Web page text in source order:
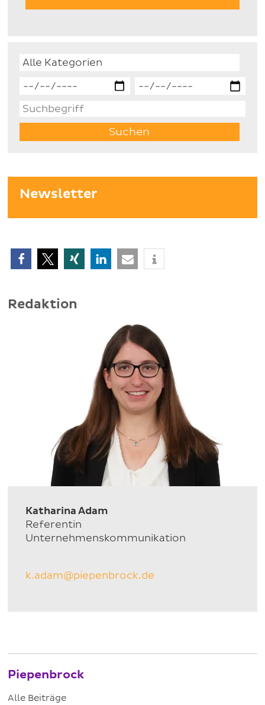
Newsletter
Redaktion
Katharina Adam
Referentin
Unternehmenskommunikation
k.adam@piepenbrock.de
Piepenbrock
Alle Beiträge